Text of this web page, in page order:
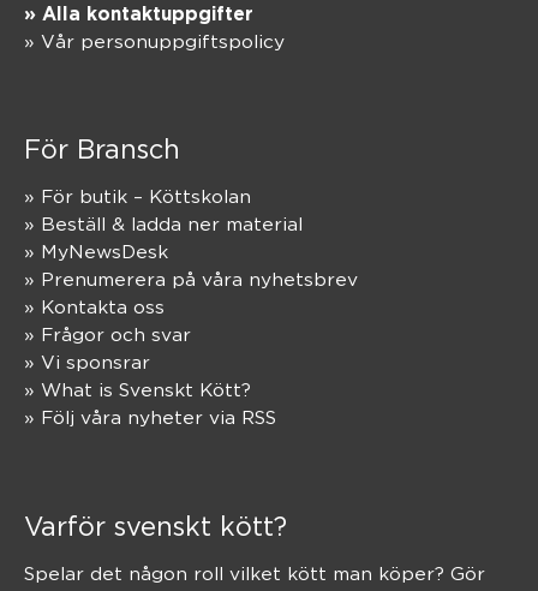
» Alla kontaktuppgifter
» Vår personuppgiftspolicy
För Bransch
» För butik – Köttskolan
» Beställ & ladda ner material
» MyNewsDesk
» Prenumerera på våra nyhetsbrev
» Kontakta oss
» Frågor och svar
» Vi sponsrar
» What is Svenskt Kött?
» Följ våra nyheter via RSS
Varför svenskt kött?
Spelar det någon roll vilket kött man köper? Gör